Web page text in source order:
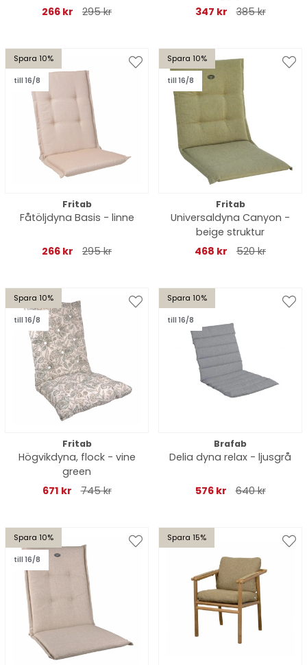
266 kr 295 kr
347 kr
385 kr
Spara 10%
till 16/8
Fritab
Fåtöljdyna Basis - linne
266 kr 295 kr
Spara 10%
till 16/8
Fritab
Universaldyna Canyon -
beige struktur
468 kr
520 kr
Spara 10%
till 16/8
Fritab
Högvikdyna, flock - vine
green
671 kr
745 kr
Spara 10%
till 16/8
Brafab
Delia dyna relax - ljusgrå
576 kr 640 kr
Spara 10%
till 16/8
Spara 15%